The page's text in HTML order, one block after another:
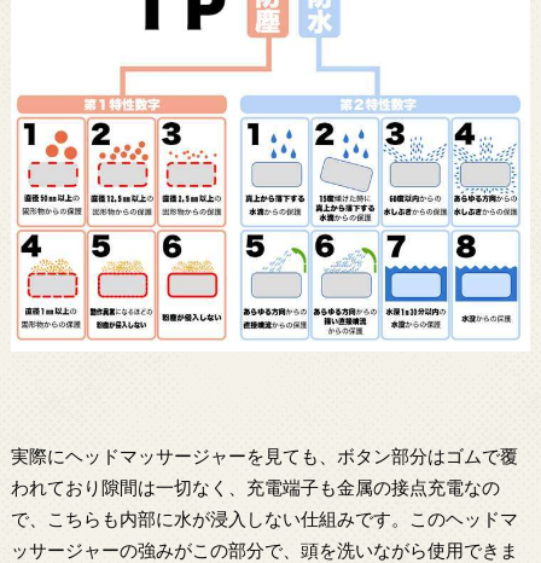
実際にヘッドマッサージャーを見ても、ボタン部分はゴムで覆
われており隙間は一切なく、充電端子も金属の接点充電なの
で、こちらも内部に水が浸入しない仕組みです。このヘッドマ
ッサージャーの強みがこの部分で、頭を洗いながら使用できま